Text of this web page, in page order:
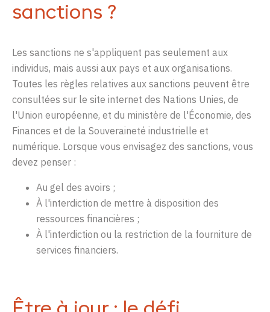
sanctions ?
Les sanctions ne s'appliquent pas seulement aux
individus, mais aussi aux pays et aux organisations.
Toutes les règles relatives aux sanctions peuvent être
consultées sur le site internet des Nations Unies, de
l'Union européenne, et du ministère de l'Économie, des
Finances et de la Souveraineté industrielle et
numérique. Lorsque vous envisagez des sanctions, vous
devez penser :
Au gel des avoirs ;
À l'interdiction de mettre à disposition des
ressources financières ;
À l'interdiction ou la restriction de la fourniture de
services financiers.